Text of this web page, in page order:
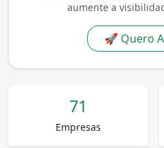
aumente a
🚀 Quero
71
Empresas